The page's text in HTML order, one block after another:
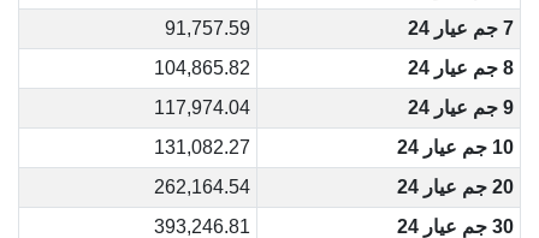
7 جم عيار 24
91,757.59
8 جم عيار 24
104,865.82
9 جم عيار 24
117,974.04
10 جم عيار 24
131,082.27
20 جم عيار 24
262,164.54
30 جم عيار 24
393,246.81